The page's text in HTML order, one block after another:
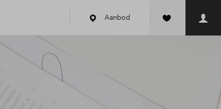
Aanbod